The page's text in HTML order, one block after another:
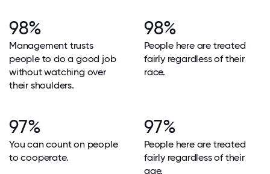
98%
Management trusts
people to do a good job
without watching over
their shoulders.
98%
People here are treated
fairly regardless of their
race.
97%
You can count on people
to cooperate.
97%
People here are treated
fairly regardless of their
age.